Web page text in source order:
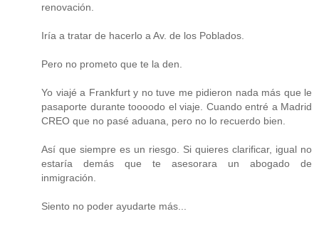
renovación.
Iría a tratar de hacerlo a Av. de los Poblados.
Pero no prometo que te la den.
Yo viajé a Frankfurt y no tuve me pidieron nada más que le
pasaporte durante toooodo el viaje. Cuando entré a Madrid
CREO que no pasé aduana, pero no lo recuerdo bien.
Así que siempre es un riesgo. Si quieres clarificar, igual no
estaría demás que te asesorara un abogado de
inmigración.
Siento no poder ayudarte más...